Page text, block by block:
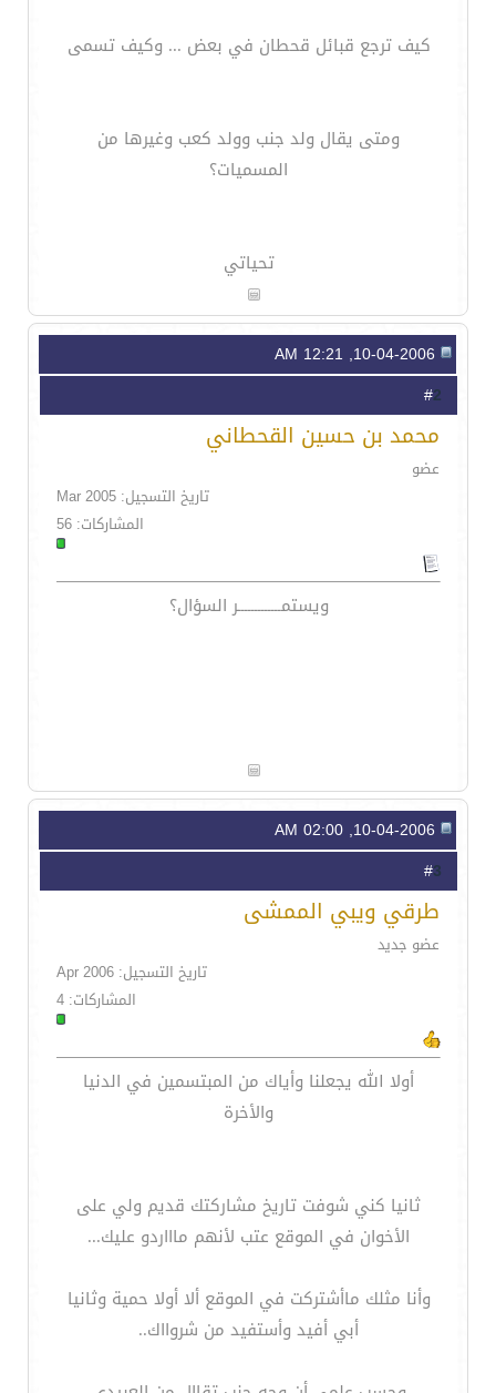
كيف ترجع قبائل قحطان في بعض ... وكيف تسمى
ومتى يقال ولد جنب وولد كعب وغيرها من
المسميات؟
تحياتي
2
محمد بن حسين القحطاني
عضو
تاريخ التسجيل: Mar 2005
المشاركات: 56
ويستمـــــــــــــر السؤال؟
3
طرقي ويبي الممشى
عضو جديد
تاريخ التسجيل: Apr 2006
المشاركات: 4
أولا الله يجعلنا وأياك من المبتسمين في الدنيا
والأخرة
ثانيا كني شوفت تاريخ مشاركتك قديم ولي على
الأخوان في الموقع عتب لأنهم ماااردو عليك...
وأنا مثلك ماأشتركت في الموقع ألا أولا حمية وثانيا
أبي أفيد وأستفيد من شروااك..